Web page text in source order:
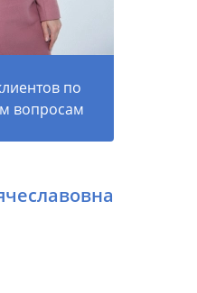
по
вопросам